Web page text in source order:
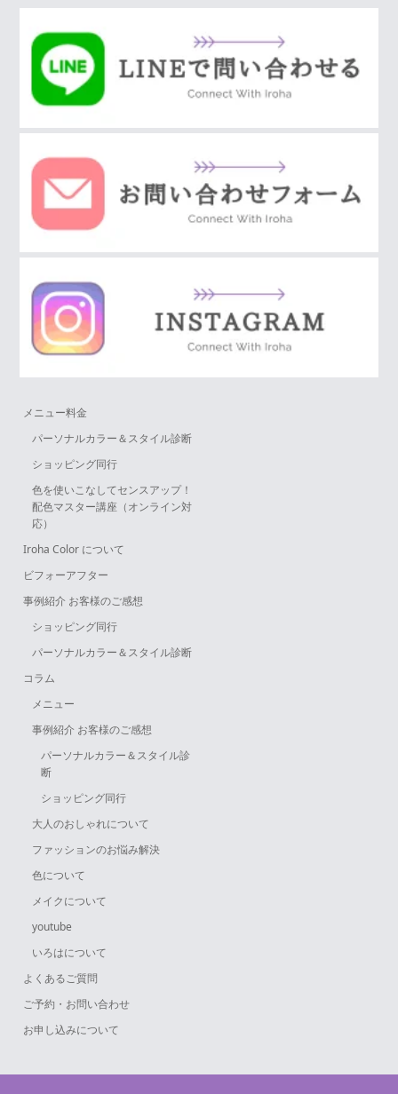
メニュー料金
パーソナルカラー＆スタイル診断
ショッピング同行
色を使いこなしてセンスアップ！
配色マスター講座（オンライン対
応）
Iroha Color について
ビフォーアフター
事例紹介 お客様のご感想
ショッピング同行
パーソナルカラー＆スタイル診断
コラム
メニュー
事例紹介 お客様のご感想
パーソナルカラー＆スタイル診
断
ショッピング同行
大人のおしゃれについて
ファッションのお悩み解決
色について
メイクについて
youtube
いろはについて
よくあるご質問
ご予約・お問い合わせ
お申し込みについて